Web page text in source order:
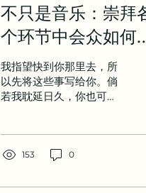
不只是音乐：崇拜
个环节中会众如何
挥作用
我指望快到你那里去，所
以先将这些事写给你。倘
若我耽延日久，你也可以
（提前 3:14-15） 假设星
徒同事安德鲁进行了一次
153 0